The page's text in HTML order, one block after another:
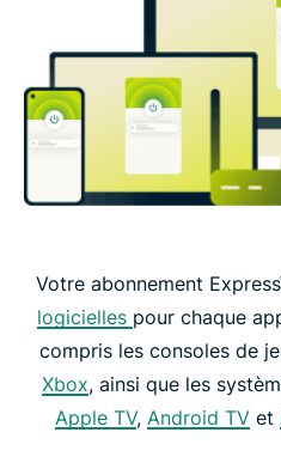
Votre abonnement
logicielles pour chaque
compris les consoles de
Xbox, ainsi que les
Apple TV, Android TV et